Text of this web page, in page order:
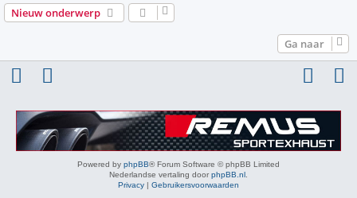
Nieuw onderwerp
Ga naar
Powered by phpBB® Forum Software © phpBB Limited
Nederlandse vertaling door phpBB.nl
Privacy | Gebruikersvoorwaarden